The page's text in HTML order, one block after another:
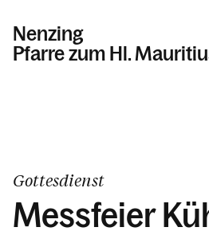
Nenzing
Pfarre zum Hl.
Kalender
Gottesdienst
Messfeier